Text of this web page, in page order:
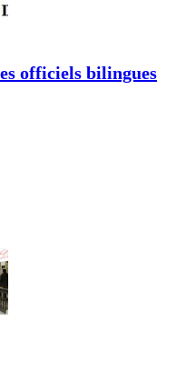
officiels bilingues